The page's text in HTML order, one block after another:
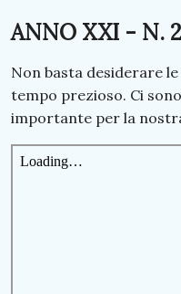
ANNO XXI - N.
Non basta desiderare
tempo prezioso. Ci
importante per la